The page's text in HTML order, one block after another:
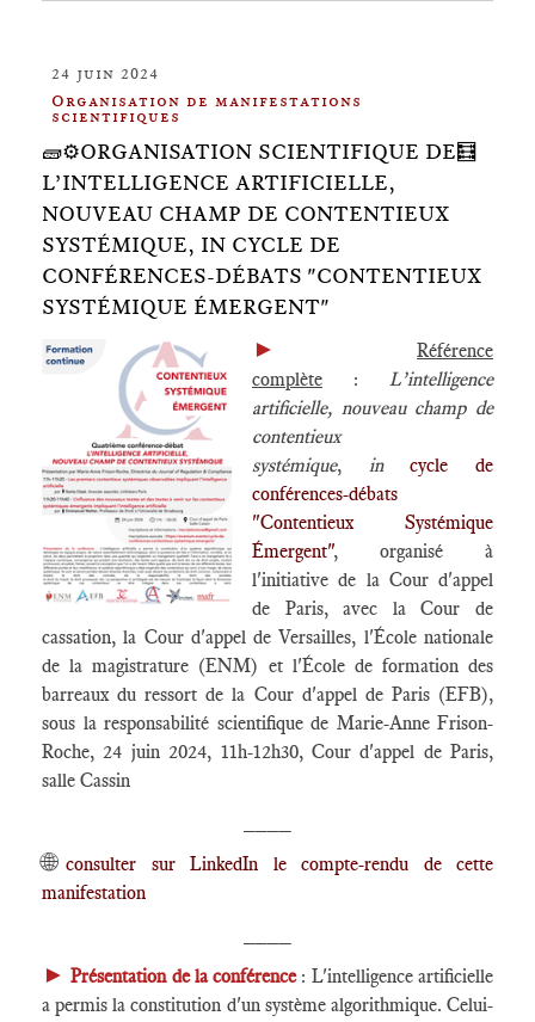
24 juin 2024
Organisation de manifestations
scientifiques
🧱⚙️ORGANISATION SCIENTIFIQUE DE🧮
L’INTELLIGENCE ARTIFICIELLE,
NOUVEAU CHAMP DE CONTENTIEUX
SYSTÉMIQUE, IN CYCLE DE
CONFÉRENCES-DÉBATS "CONTENTIEUX
SYSTÉMIQUE ÉMERGENT"
►
Référence
complète : L’intelligence
artificielle, nouveau champ de
contentieux
systémique, in
cycle de
conférences-débats
"Contentieux Systémique
Émergent", organisé à
l'initiative de la Cour d'appel
de Paris, avec la Cour de
cassation, la Cour d'appel de Versailles, l'École nationale
de la magistrature (ENM) et l'École de formation des
barreaux du ressort de la Cour d'appel de Paris (EFB),
sous la responsabilité scientifique de Marie-Anne Frison-
Roche, 24 juin 2024, 11h-12h30, Cour d'appel de Paris,
salle Cassin
🌐consulter sur LinkedIn le compte-rendu de cette
manifestation
►Présentation de la conférence: L'intelligence artificielle
a permis la constitution d'un système algorithmique. Celui-